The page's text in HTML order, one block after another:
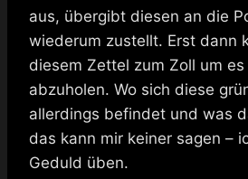
aus, übergibt diesen an die
wiederum zustellt. Erst dann
diesem Zettel zum Zoll um
abzuholen. Wo sich diese
allerdings befindet und was
das kann mir keiner sagen –
Geduld üben.